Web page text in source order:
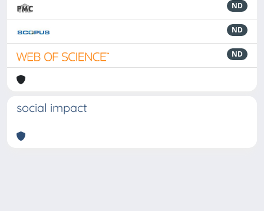
ND
ND
ND
social impact